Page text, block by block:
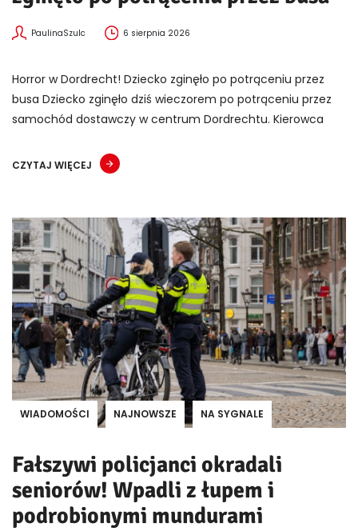
PaulinaSzulc 6 sierpnia 2026
Horror w Dordrecht! Dziecko zginęło po potrąceniu przez
busa Dziecko zginęło dziś wieczorem po potrąceniu przez
samochód dostawczy w centrum Dordrechtu. Kierowca
CZYTAJ WIĘCEJ
WIADOMOŚCI NAJNOWSZE NA SYGNALE
Fałszywi policjanci okradali
seniorów! Wpadli z łupem i
podrobionymi mundurami